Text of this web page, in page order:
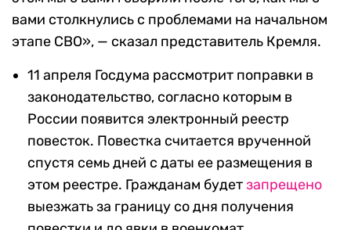
вами столкнулись с проблемами на начальном
этапе СВО», — сказал представитель Кремля.
11 апреля Госдума рассмотрит поправки в
законодательство, согласно которым в
России появится электронный реестр
повесток. Повестка считается врученной
спустя семь дней с даты ее размещения в
этом реестре. Гражданам будетзапрещено
выезжать за границу со дня получения